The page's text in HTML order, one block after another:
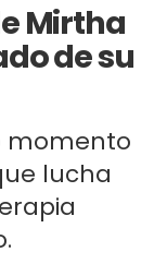
Mirtha
de su
momento
lucha